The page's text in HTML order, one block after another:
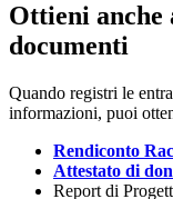
Ottieni
documenti
Quando registri le
informazioni, puoi
Rendiconto
Attestato di
Report di